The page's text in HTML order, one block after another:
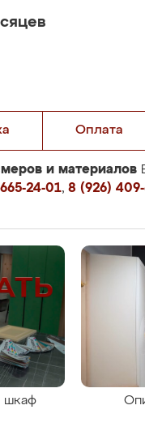
Оплата
и материалов
24-01, 8 (926)
шкаф